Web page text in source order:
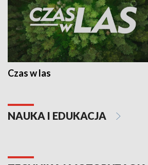
Czas w las
NAUKA I EDUKACJA